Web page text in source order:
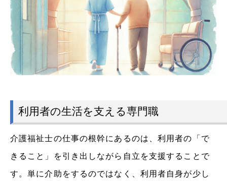
利用者の生活を支える専門職
介護福祉士の仕事の根幹にあるのは、利用者の「で
きること」を引き出しながら自立を支援することで
す。単に介助をするのではなく、利用者自身が少し